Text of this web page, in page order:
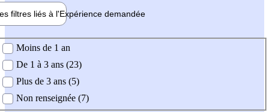
filtres liés à l'Expérience demandée
demandée
Moins de 1 an
De 1 à 3 ans (23)
Plus de 3 ans (5)
Non renseignée (7)